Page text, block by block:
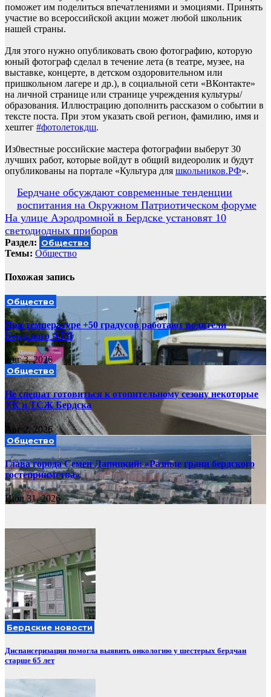
поможет им поделиться впечатлениями и эмоциями. Принять
участие во всероссийской акции может любой школьник
нашей страны.
Для этого нужно опубликовать свою фотографию, которую
юный фотограф сделал в течение лета (в театре, музее, на
выставке, концерте, в детском оздоровительном или
пришкольном лагере и др.), в социальной сети «ВКонтакте»
на личной странице или странице учреждения культуры/
образования. Иллюстрацию дополнить рассказом о событии в
тексте поста. При этом указать свой регион, фамилию, имя и
хештег #фотолетокдш.
Из0вестные российские мастера фотографии выберут 30
лучших работ, которые войдут в общий видеоролик и будут
опубликованы на портале «Культура для школьников.РФ».
Навигация
по
записям
Бердчане обсуждают современные тенденции
воспитания на Окружном Патриотическом форуме
На улице Аэродромной в Бердске установят 10
светодиодных приборов
Раздел: Общество
Темы: Общество
Похожая запись
Общество
При температуре +50 градусов работают водители
Бердского АТП
Авг 3, 2026
Общество
Не спешат готовиться к отопительному сезону некоторые
УК и ТСЖ Бердска
Авг 2, 2026
Общество
Глава города Семен Лапицкий: «Разные грани бердского
гостеприимства»
Июл 31, 2026
Бердские новости
Диспансеризация помогла выявить онкологию у шестерых бердчан
старше 65 лет